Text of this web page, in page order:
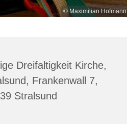
© Maximilian Hofmann
Dreifaltigkeit Kirche,
Frankenwall 7,
Stralsund